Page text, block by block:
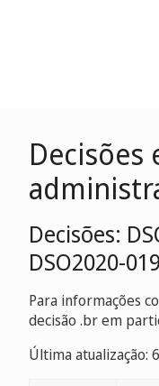
Decisões
Decisões:
DSO2020-
Para informações
decisão .br em
Última atualização: